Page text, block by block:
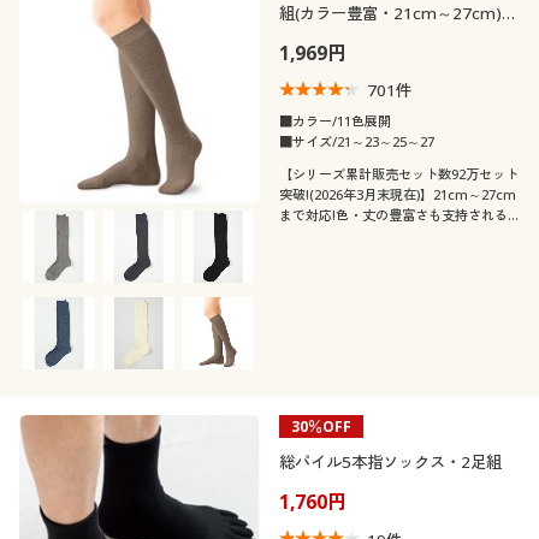
組(カラー豊富・21cm～27cm)
1,969円
701件
■カラー/11色展開
■サイズ/21～23～25～27
【シリーズ累計販売セット数92万セット
突破!(2026年3月末現在)】21cm～27cm
まで対応!色・丈の豊富さも支持される
30％OFF
総パイル5本指ソックス・2足組
1,760円